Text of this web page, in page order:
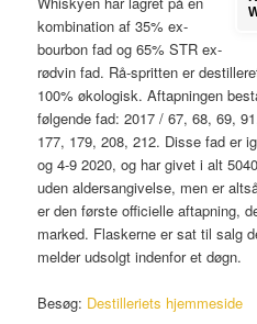
kombination af 35% ex-
bourbon fad og 65% STR ex-
rødvin fad. Rå-spritten er
100% økologisk. Aftapningen
følgende fad: 2017 / 67, 68, 69,
177, 179, 208, 212. Disse fad er
og 4-9 2020, og har givet i alt
uden aldersangivelse, men er
er den første officielle aftapning,
marked. Flaskerne er sat til salg
melder udsolgt indenfor et døgn.
Besøg: Destilleriets hjemmeside